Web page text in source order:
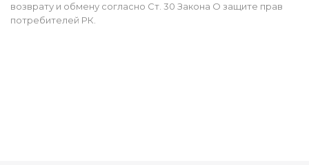
возврату и обмену согласно Ст. 30 Закона О защите прав
потребителей РК.